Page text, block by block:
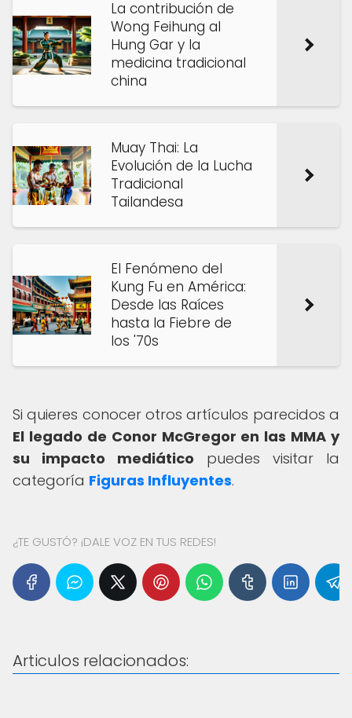
La contribución de
Wong Feihung al
Hung Gar y la
medicina tradicional
china
Muay Thai: La
Evolución de la Lucha
Tradicional
Tailandesa
El Fenómeno del
Kung Fu en América:
Desde las Raíces
hasta la Fiebre de
los '70s
Si quieres conocer otros artículos parecidos a
El legado de Conor McGregor en las MMA y
su impacto mediático puedes visitar la
categoría Figuras Influyentes.
¿TE GUSTÓ? ¡DALE VOZ EN TUS REDES!
Articulos relacionados: